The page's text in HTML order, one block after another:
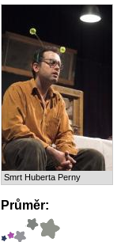
Smrt Huberta Perny
Průměr: